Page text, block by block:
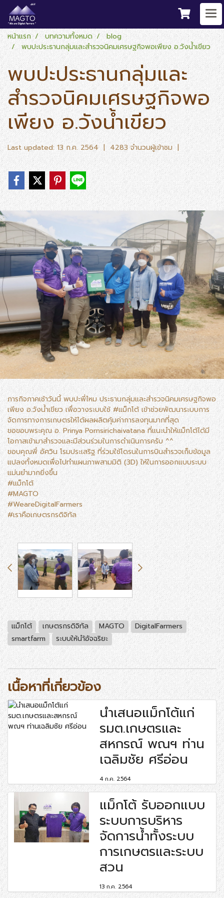
หน้าแรก บทความทั้งหมด
blog
พบปะประธานกลุ่มและสำรวจนิคมเศรษฐกิจพอเพียง อ.วังน้ำเขียว
พบปะประธานกลุ่มและ
สำรวจนิคมเศรษฐกิจพอ
เพียง อ.วังน้ำเขียว
Last updated: 13 ก.ค. 2564 | 4283 จำนวนผู้เข้าชม |
ภารกิจภาคเช้าวันนี้ พบปะพี่ไหม ประธานกลุ่มและสำรวจนิคมเศรษฐกิจพอ
เพียง อ.วังน้ำเขียว เพื่อวางระบบใช้ #แม็กโต้ เข้าช่วยพัฒนาระบบการ
จัดการทางการเกษตรให้ได้ผลผลิตคุ้มค่าการลงทุนมากที่สุด
ขอขอบพระคุณ อ. Prinya Pornsirichaivatana ที่แนะนำให้แม็กโต้ได้มี
โอกาสเข้ามาสำรวจและมีส่วนร่วมในการดำเนินการครับ ^^
ขอบคุณพี่ อัศวิน โรมประเสริฐ ที่ร่วมใช้โดรนในการบินสำรวจเก็บข้อมูล
แปลงทั้งหมดเพื่อไปทำแผนภาพสามมิติ (3D) ให้ในการออกแบบระบบ
แม่นยำมากยิ่งขึ้น
#แม็กโต้
#MAGTO
#WeareDigitalFarmers
#เราคือเกษตรกรดิจิทัล
แม็กโต้ เกษตรกรดิจิทัล MAGTO
DigitalFarmers
smartfarm
ระบบให้นำ้อัจฉริยะ
เนื้อหาที่เกี่ยวข้อง
นำเสนอแม็กโต้แก่
รมต.เกษตรและ
สหกรณ์ พณฯ ท่าน
เฉลิมชัย ศรีอ่อน
4 ก.ค. 2564
แม็กโต้ รับออกแบบ
ระบบการบริหาร
จัดการน้ำทั้งระบบ
การเกษตรและระบบ
สวน
13 ก.ค. 2564